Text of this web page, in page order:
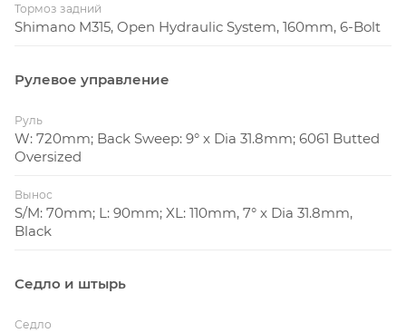
Тормоз задний
Shimano M315, Open Hydraulic System, 160mm, 6-Bolt
Рулевое управление
Руль
W: 720mm; Back Sweep: 9° x Dia 31.8mm; 6061 Butted
Oversized
Вынос
S/M: 70mm; L: 90mm; XL: 110mm, 7° x Dia 31.8mm,
Black
Седло и штырь
Седло